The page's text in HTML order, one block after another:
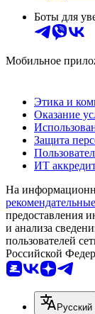
Боты для
Мобильное
Этика и
Оказание
Защита
ИТ
На
предоставления
и анализа
пользователей
Российской
Русский